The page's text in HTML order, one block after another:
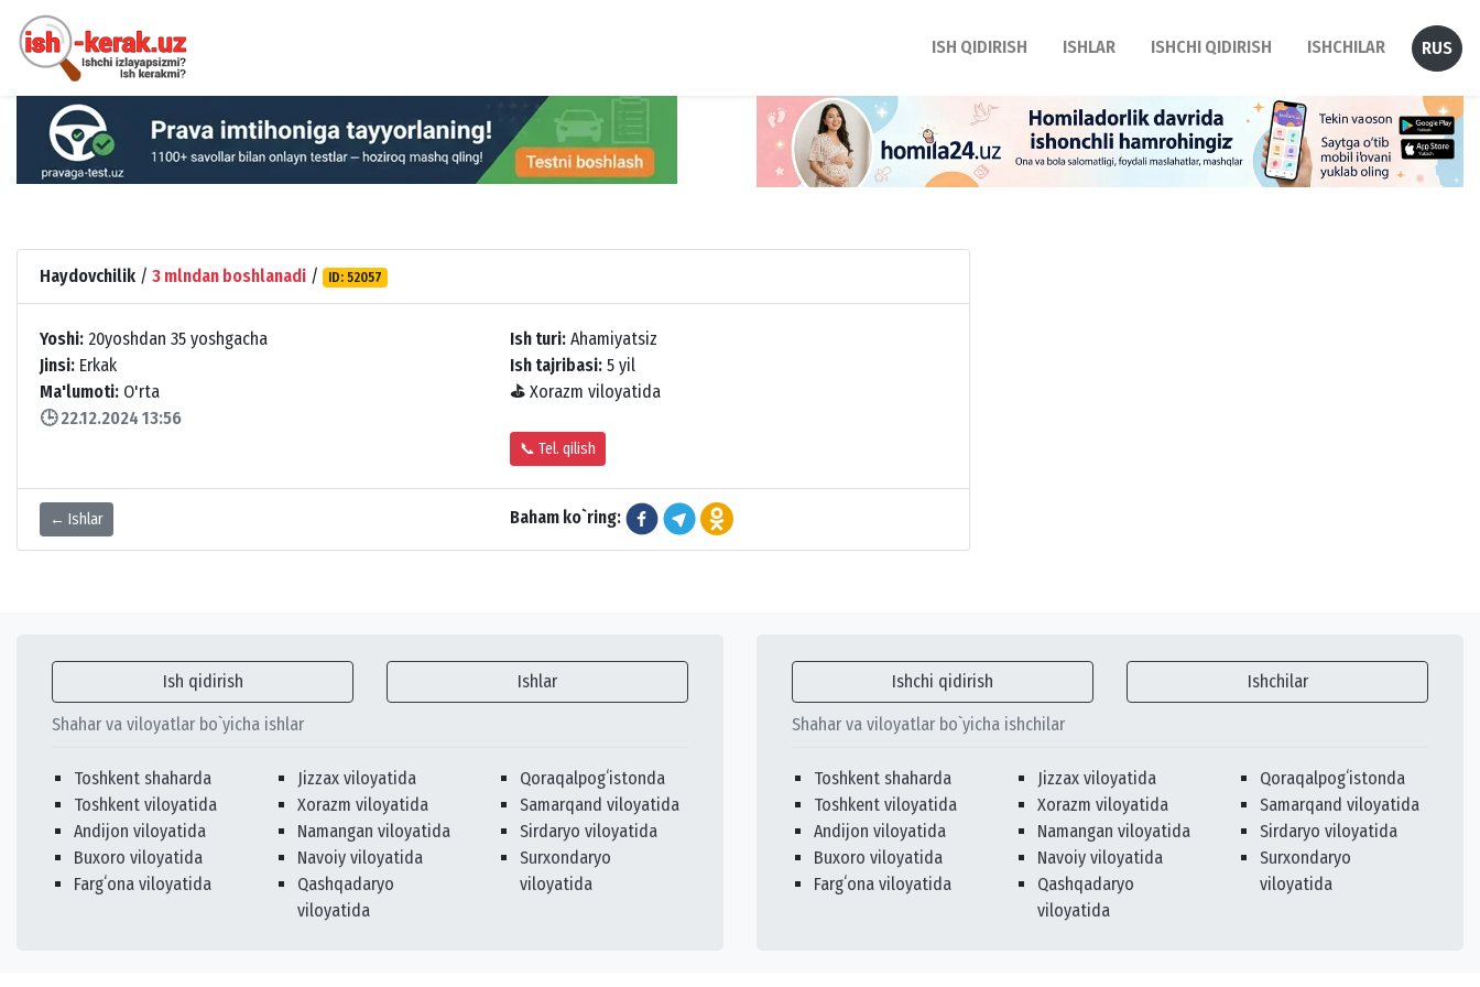
ISH QIDIRISH ISHLAR ISHCHI QIDIRISH ISHCHILAR RUS
Haydovchilik / 3 mlndan boshlanadi / ID: 52057
Yoshi: 20yoshdan 35 yoshgacha
Jinsi: Erkak
Ma'lumoti: O'rta
🕒 22.12.2024 13:56
Ish turi: Ahamiyatsiz
Ish tajribasi: 5 yil
⛳ Xorazm viloyatida
📞 Tel. qilish
← Ishlar Baham ko`ring:
Ish qidirish Ishlar
Shahar va viloyatlar bo`yicha ishlar
Toshkent shaharda
Toshkent viloyatida
Andijon viloyatida
Buxoro viloyatida
Fargʻona viloyatida
Jizzax viloyatida
Xorazm viloyatida
Namangan viloyatida
Navoiy viloyatida
Qashqadaryo
viloyatida
Qoraqalpogʻistonda
Samarqand viloyatida
Sirdaryo viloyatida
Surxondaryo
viloyatida
Ishchi qidirish Ishchilar
Shahar va viloyatlar bo`yicha ishchilar
Toshkent shaharda
Toshkent viloyatida
Andijon viloyatida
Buxoro viloyatida
Fargʻona viloyatida
Jizzax viloyatida
Xorazm viloyatida
Namangan viloyatida
Navoiy viloyatida
Qashqadaryo
viloyatida
Qoraqalpogʻistonda
Samarqand viloyatida
Sirdaryo viloyatida
Surxondaryo
viloyatida